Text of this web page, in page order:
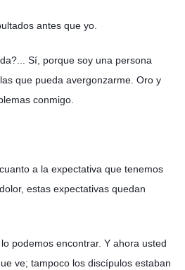
antes que yo.
Sí, porque soy una persona
que pueda avergonzarme. Oro y
conmigo.
a la expectativa que tenemos
estas expectativas quedan
podemos encontrar. Y ahora usted
ve; tampoco los discípulos estaban